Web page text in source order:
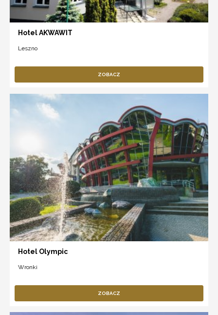
Hotel AKWAWIT
Leszno
ZOBACZ
Hotel Olympic
Wronki
ZOBACZ